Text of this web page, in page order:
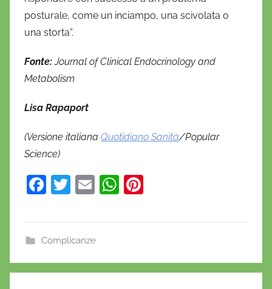
posturale, come un inciampo, una scivolata o
una storta”.
Fonte:Journal of Clinical Endocrinology and
Metabolism
Lisa Rapaport
(Versione italiana Quotidiano Sanità/Popular
Science)
F
e
b
T
er
E
l
W
A st
Complicanze
c